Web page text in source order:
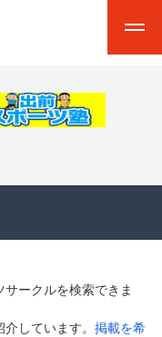
ークルを検索できま
しています。 掲載を希